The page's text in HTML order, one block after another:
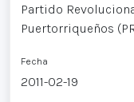
Partido
Puertorriqueños
Fecha
2011-02-19